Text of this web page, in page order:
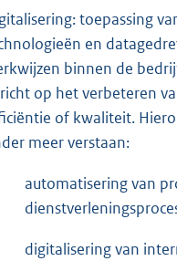
toepassing
en
binnen de
op het verbeteren
of kwaliteit.
meer verstaan:
automatisering van
digitalisering van